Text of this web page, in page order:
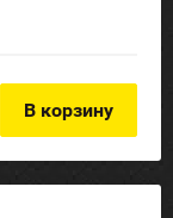
В корзину